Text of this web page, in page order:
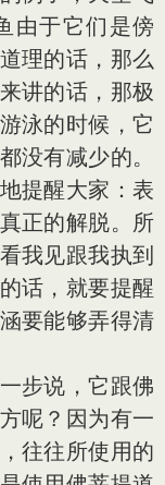
由于它们是傍
理的话，那么
讲的话，那极
泳的时候，它
没有减少的。
提醒大家：表
正的解脱。所
我见跟我执到
话，就要提醒
要能够弄得清
步说，它跟佛
呢？因为有一
往往所使用的